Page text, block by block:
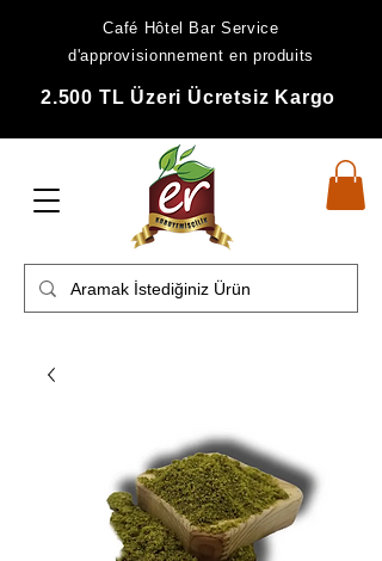
Café Hôtel Bar Service
d'approvisionnement en produits
2.500 TL Üzeri Ücretsiz Kargo